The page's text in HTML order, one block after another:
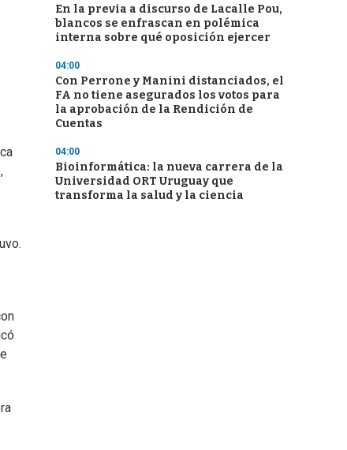
En la previa a discurso de Lacalle Pou,
blancos se enfrascan en polémica
interna sobre qué oposición ejercer
04:00
Con Perrone y Manini distanciados, el
FA no tiene asegurados los votos para
la aprobación de la Rendición de
Cuentas
04:00
Bioinformática: la nueva carrera de la
Universidad ORT Uruguay que
transforma la salud y la ciencia